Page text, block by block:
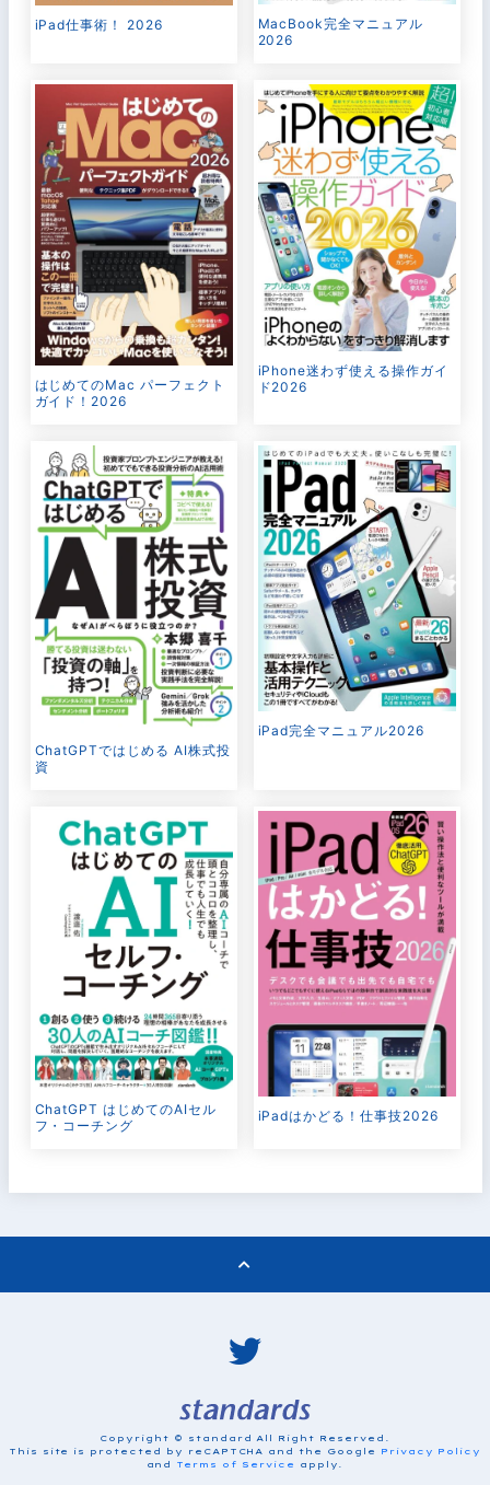
iPad仕事術！ 2026
MacBook完全マニュアル
2026
はじめてのMac パーフェクト
ガイド！2026
iPhone迷わず使える操作ガイ
ド2026
ChatGPTではじめる AI株式投
資
iPad完全マニュアル2026
ChatGPT はじめてのAIセル
フ・コーチング
iPadはかどる！仕事技2026
Copyright © standard All Right Reserved.
This site is protected by reCAPTCHA and the Google
Privacy Policy
and Terms of Service apply.